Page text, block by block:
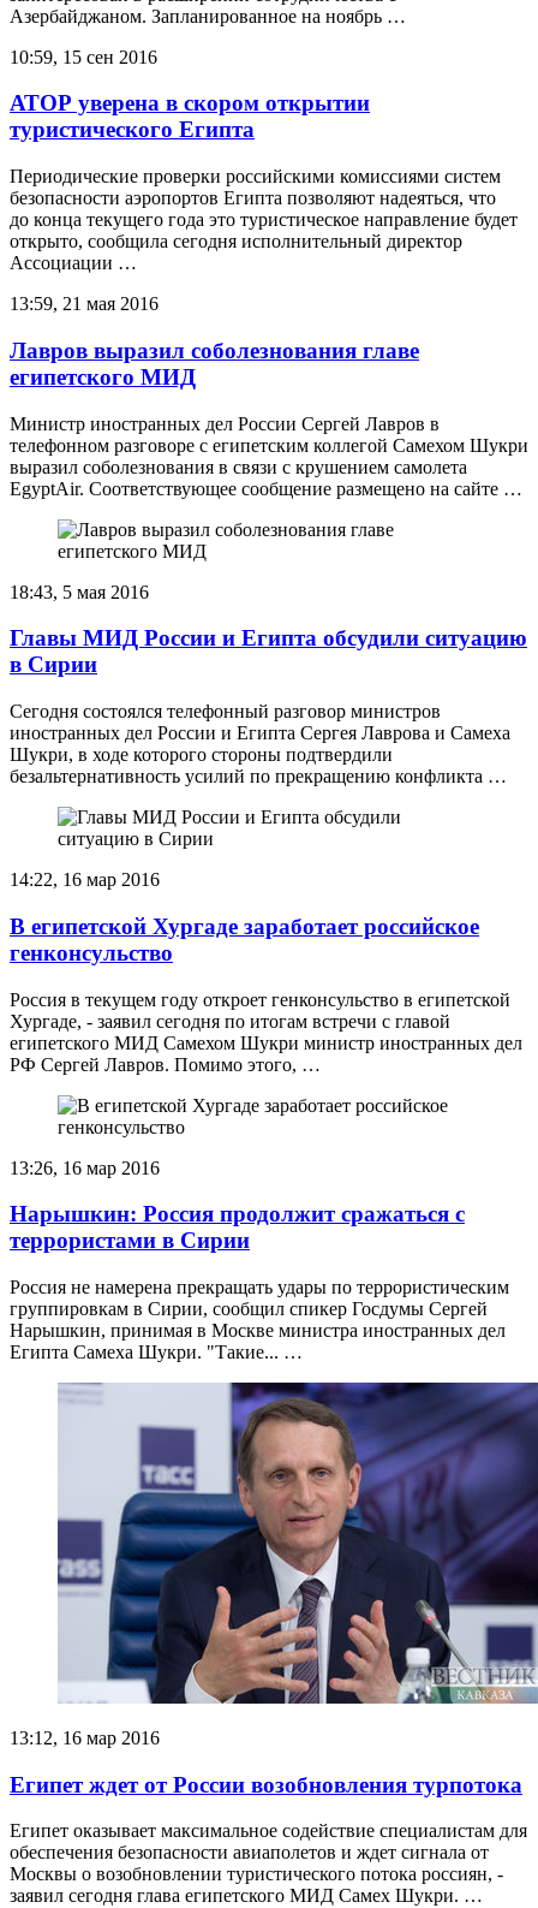
Азербайджаном. Запланированное на ноябрь …
10:59, 15 сен 2016
АТОР уверена в скором открытии
туристического Египта
Периодические проверки российскими комиссиями систем
безопасности аэропортов Египта позволяют надеяться, что
до конца текущего года это туристическое направление будет
открыто, сообщила сегодня исполнительный директор
Ассоциации …
13:59, 21 мая 2016
Лавров выразил соболезнования главе
египетского МИД
Министр иностранных дел России Сергей Лавров в
телефонном разговоре с египетским коллегой Самехом Шукри
выразил соболезнования в связи с крушением самолета
EgyptAir. Соответствующее сообщение размещено на сайте …
18:43, 5 мая 2016
Главы МИД России и Египта обсудили ситуацию
в Сирии
Сегодня состоялся телефонный разговор министров
иностранных дел России и Египта Сергея Лаврова и Самеха
Шукри, в ходе которого стороны подтвердили
безальтернативность усилий по прекращению конфликта …
14:22, 16 мар 2016
В египетской Хургаде заработает российское
генконсульство
Россия в текущем году откроет генконсульство в египетской
Хургаде, - заявил сегодня по итогам встречи с главой
египетского МИД Самехом Шукри министр иностранных дел
РФ Сергей Лавров. Помимо этого, …
13:26, 16 мар 2016
Нарышкин: Россия продолжит сражаться с
террористами в Сирии
Россия не намерена прекращать удары по террористическим
группировкам в Сирии, сообщил спикер Госдумы Сергей
Нарышкин, принимая в Москве министра иностранных дел
Египта Самеха Шукри. "Такие... …
13:12, 16 мар 2016
Египет ждет от России возобновления турпотока
Египет оказывает максимальное содействие специалистам для
обеспечения безопасности авиаполетов и ждет сигнала от
Москвы о возобновлении туристического потока россиян, -
заявил сегодня глава египетского МИД Самех Шукри. …